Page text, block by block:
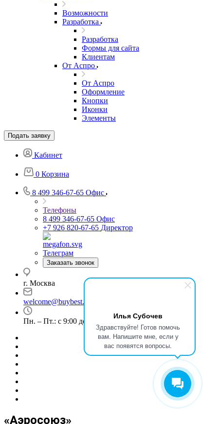
Илья Субочев
Здравствуйте! Готов помочь
вам. Напишите мне, если у
вас появятся вопросы.
Возможности
Разработка
Разработка
Формы для сайта
Клиентам
От Аспро
От Аспро
Оформление
Кнопки
Иконки
Элементы
Подать заявку
Кабинет
0 Корзина
8 499 346-67-65 Офис
Телефоны
8 499 346-67-65 Офис
+7 926 820-67-65 Директор
Телеграм
Заказать звонок
г. Москва
welcome@buybest.ru
Пн. – Пт.: с 9:00 до 18:00
«Аэросоюз»